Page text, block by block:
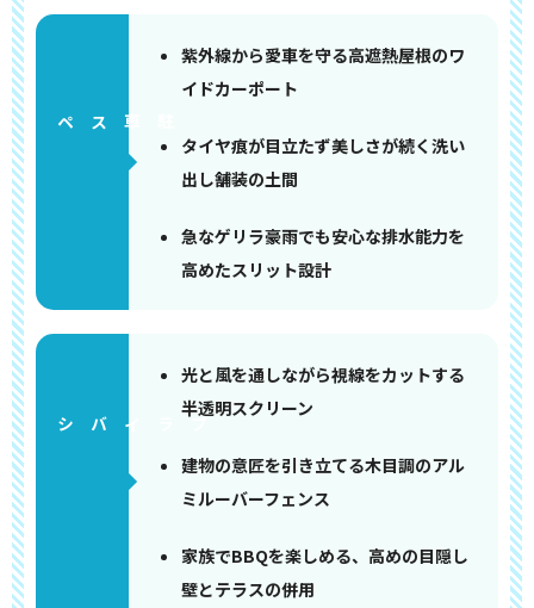
紫外線から愛車を守る高遮熱屋根のワ
イドカーポート
タイヤ痕が目立たず美しさが続く洗い
出し舗装の土間
急なゲリラ豪雨でも安心な排水能力を
高めたスリット設計
光と風を通しながら視線をカットする
半透明スクリーン
建物の意匠を引き立てる木目調のアル
ミルーバーフェンス
家族でBBQを楽しめる、高めの目隠し
壁とテラスの併用